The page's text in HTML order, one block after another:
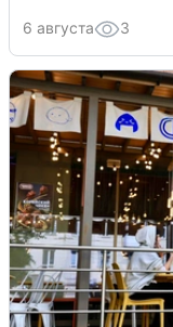
6 августа 3